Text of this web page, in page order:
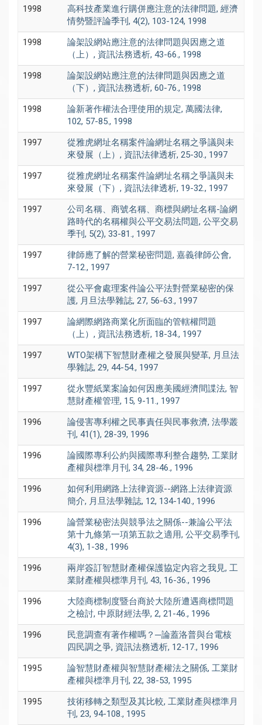
1998
高科技產業進行購併應注意的法律問題, 經濟
情勢暨評論季刊, 4(2), 103-124, 1998
1998
論架設網站應注意的法律問題與因應之道
（上）, 資訊法務透析, 43-66., 1998
1998
論架設網站應注意的法律問題與因應之道
（下）, 資訊法務透析, 60-76., 1998
1998
論新著作權法合理使用的規定, 萬國法律,
102, 57-85., 1998
1997
從雅虎網址名稱案件論網址名稱之爭議與未
來發展（上）, 資訊法律透析, 25-30., 1997
1997
從雅虎網址名稱案件論網址名稱之爭議與未
來發展（下）, 資訊法律透析, 19-32., 1997
1997
公司名稱、商號名稱、商標與網址名稱-論網
路時代的名稱權與公平交易法問題, 公平交易
季刊, 5(2), 33-81., 1997
1997
律師應了解的營業秘密問題, 嘉義律師公會,
7-12., 1997
1997
從公平會處理案件論公平法對營業秘密的保
護, 月旦法學雜誌, 27, 56-63., 1997
1997
論網際網路商業化所面臨的管轄權問題
（上）, 資訊法務透析, 18-34., 1997
1997
WTO架構下智慧財產權之發展與變革, 月旦法
學雜誌, 29, 44-54., 1997
1997
從永豐紙業案論如何因應美國經濟間諜法, 智
慧財產權管理, 15, 9-11., 1997
1996
論侵害專利權之民事責任與民事救濟, 法學叢
刊, 41(1), 28-39, 1996
1996
論國際專利公約與國際專利整合趨勢, 工業財
產權與標準月刊, 34, 28-46., 1996
1996
如何利用網路上法律資源--網路上法律資源
簡介, 月旦法學雜誌, 12, 134-140., 1996
1996
論營業秘密法與競爭法之關係--兼論公平法
第十九條第一項第五款之適用, 公平交易季刊,
4(3), 1-38., 1996
1996
兩岸簽訂智慧財產權保護協定內容之我見, 工
業財產權與標準月刊, 43, 16-36., 1996
1996
大陸商標制度暨台商於大陸所遭遇商標問題
之檢討, 中原財經法學, 2, 21-46., 1996
1996
民意調查有著作權嗎？─論蓋洛普與台電核
四民調之爭, 資訊法務透析, 12-17., 1996
1995
論智慧財產權與智慧財產權法之關係, 工業財
產權與標準月刊, 22, 38-53, 1995
1995
技術移轉之類型及其比較, 工業財產與標準月
刊, 23, 94-108., 1995